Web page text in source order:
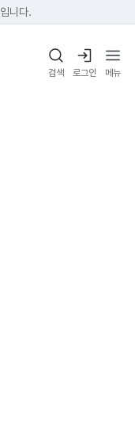
니다.
검색 로그인 메뉴